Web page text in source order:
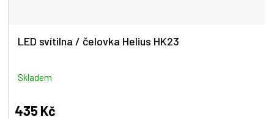
LED svítilna / čelovka Helius HK23
Skladem
435 Kč